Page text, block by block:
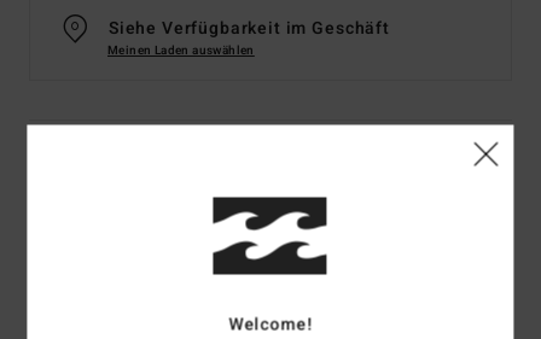
Siehe Verfügbarkeit im Geschäft
Meinen Laden auswählen
Männer Beige Strapback-Cap
Farbcodechi
Welcome!